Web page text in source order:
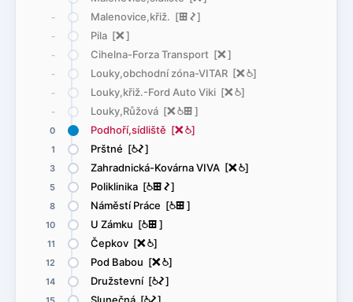
- Malenovice,křiž. [æó]
- Pila [ë]
- Cihelna-Forza Transport [ë]
- Louky,obchodní zóna-VITAR [ë@]
- Louky,křiž.-Ford Auto Viki [ë@]
- Louky,Růžová [ë@æ]
0 Podhoří,sídliště [ë@]
1 Prštné [@ó]
3 Zahradnická-Kovárna VIVA [ë@]
5 Poliklinika [@æó]
8 Náměstí Práce [@æ]
10 U Zámku [@æ]
11 Čepkov [ë@]
12 Pod Babou [ë@]
14 Družstevní [@ó]